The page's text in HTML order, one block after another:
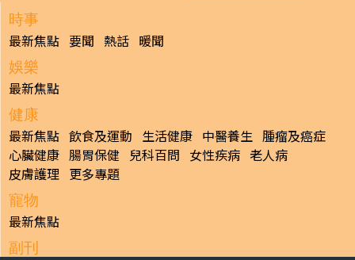
時事
最新焦點 要聞 熱話 暖聞
娛樂
最新焦點
健康
最新焦點 飲食及運動 生活健康 中醫養生 腫瘤及癌症
心臟健康 腸胃保健 兒科百問 女性疾病 老人病
皮膚護理 更多專題
寵物
最新焦點
副刊